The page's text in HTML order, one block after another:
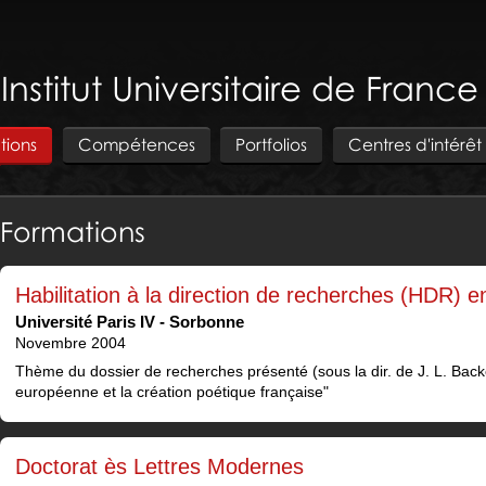
Universitaire de
Compétences Portfolios Centres d'intérêt
Formations
Habilitation à la direction de recherches (HDR)
Université Paris IV - Sorbonne
Novembre 2004
Thème du dossier de recherches présenté (sous la dir. de J. L.
européenne et la création poétique française"
Doctorat ès Lettres Modernes